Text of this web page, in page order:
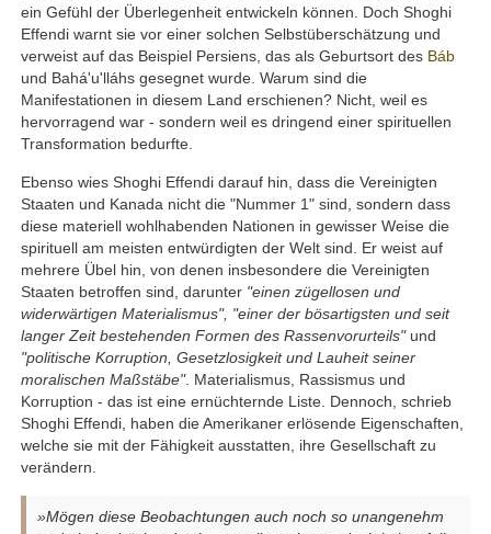
ein Gefühl der Überlegenheit entwickeln können. Doch Shoghi
Effendi warnt sie vor einer solchen Selbstüberschätzung und
verweist auf das Beispiel Persiens, das als Geburtsort des Báb
und Bahá'u'lláhs gesegnet wurde. Warum sind die
Manifestationen in diesem Land erschienen? Nicht, weil es
hervorragend war - sondern weil es dringend einer spirituellen
Transformation bedurfte.
Ebenso wies Shoghi Effendi darauf hin, dass die Vereinigten
Staaten und Kanada nicht die "Nummer 1" sind, sondern dass
diese materiell wohlhabenden Nationen in gewisser Weise die
spirituell am meisten entwürdigten der Welt sind. Er weist auf
mehrere Übel hin, von denen insbesondere die Vereinigten
Staaten betroffen sind, darunter "einen zügellosen und
widerwärtigen Materialismus", "einer der bösartigsten und seit
langer Zeit bestehenden Formen des Rassenvorurteils" und
"politische Korruption, Gesetzlosigkeit und Lauheit seiner
moralischen Maßstäbe". Materialismus, Rassismus und
Korruption - das ist eine ernüchternde Liste. Dennoch, schrieb
Shoghi Effendi, haben die Amerikaner erlösende Eigenschaften,
welche sie mit der Fähigkeit ausstatten, ihre Gesellschaft zu
verändern.
»Mögen diese Beobachtungen auch noch so unangenehm